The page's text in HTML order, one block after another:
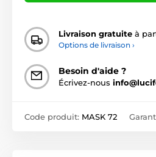
Livraison gratuite à
Options de livraison ›
Besoin d'aide ?
Écrivez-nous
Code produit: MASK 72